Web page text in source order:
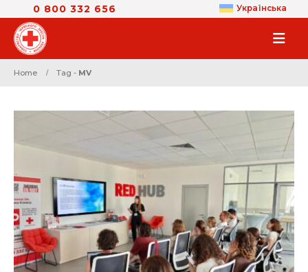
0 800 332 656 Українська
Home Tag - MV